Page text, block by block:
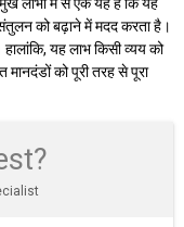
लाभों में से एक यह है कि यह
को बढ़ाने में मदद करता है।
यह लाभ किसी व्यय को
मानदंडों को पूरी तरह से पूरा